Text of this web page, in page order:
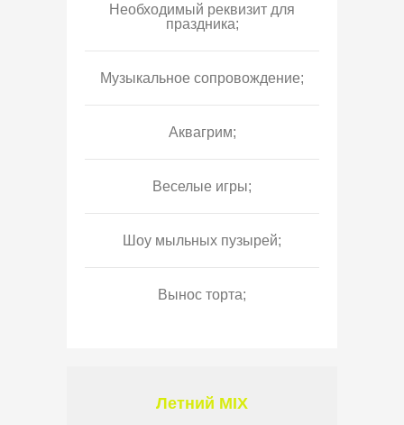
Необходимый реквизит для
праздника;
Музыкальное сопровождение;
Аквагрим;
Веселые игры;
Шоу мыльных пузырей;
Вынос торта;
Летний MIX